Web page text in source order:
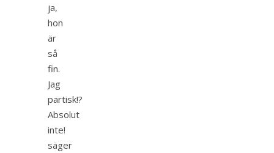
ja,
hon
är
så
fin.
Jag
partisk!?
Absolut
inte!
säger